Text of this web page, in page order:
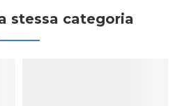
stessa categoria